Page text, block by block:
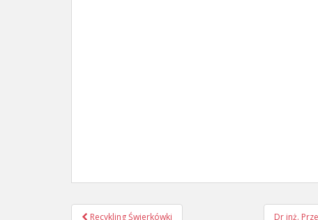
PostRecykling Świerkówki Dr inż.